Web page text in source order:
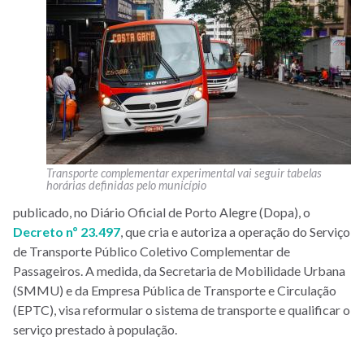
Transporte complementar experimental vai seguir tabelas
horárias definidas pelo município
publicado, no Diário Oficial de Porto Alegre (Dopa), o
Decreto nº 23.497, que cria e autoriza a operação do Serviço
de Transporte Público Coletivo Complementar de
Passageiros. A medida, da Secretaria de Mobilidade Urbana
(SMMU) e da Empresa Pública de Transporte e Circulação
(EPTC), visa reformular o sistema de transporte e qualificar o
serviço prestado à população.